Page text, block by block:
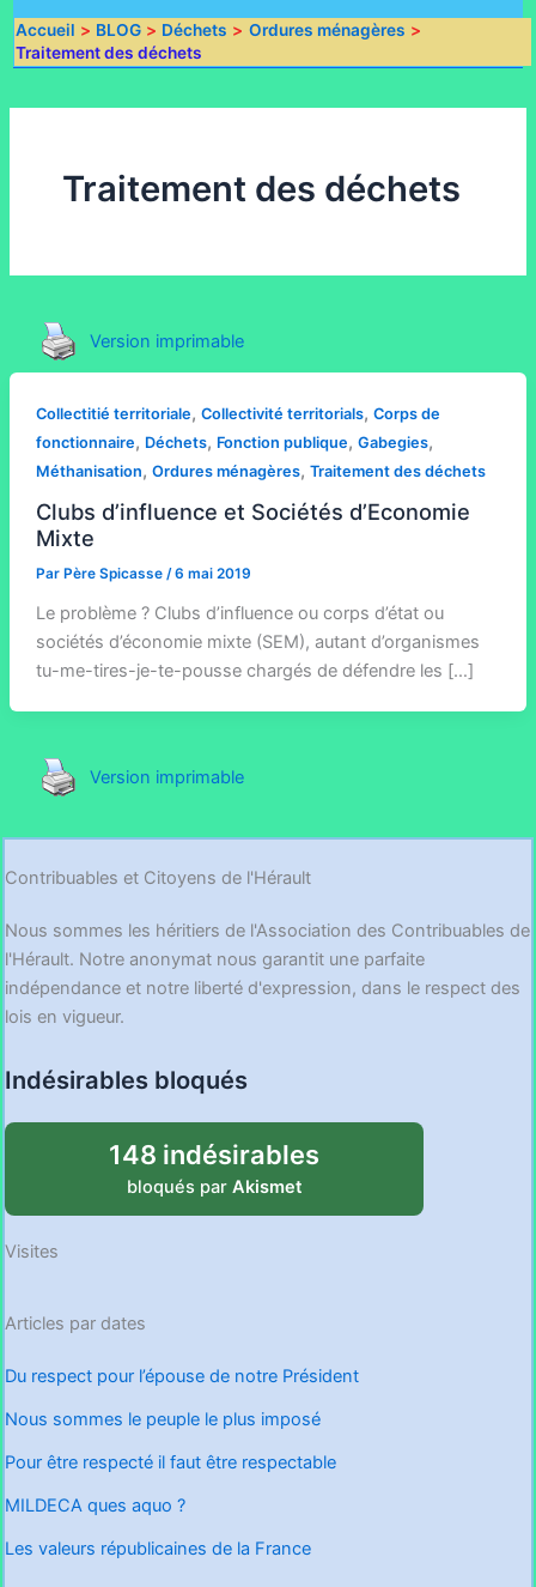
Accueil BLOG Déchets
Ordures ménagères
Traitement des déchets
Traitement des déchets
Version imprimable
Collectitié territoriale, Collectivité territorials, Corps de
fonctionnaire, Déchets, Fonction publique, Gabegies,
Méthanisation, Ordures ménagères, Traitement des déchets
Clubs d’influence et Sociétés d’Economie
Mixte
Par Père Spicasse /6 mai 2019
Le problème ? Clubs d’influence ou corps d’état ou
sociétés d’économie mixte (SEM), autant d’organismes
tu-me-tires-je-te-pousse chargés de défendre les […]
Version imprimable
Contribuables et Citoyens de l'Hérault
Nous sommes les héritiers de l'Association des Contribuables de
l'Hérault. Notre anonymat nous garantit une parfaite
indépendance et notre liberté d'expression, dans le respect des
lois en vigueur.
Indésirables bloqués
148 indésirables
bloqués par Akismet
Visites
Articles par dates
Du respect pour l’épouse de notre Président
Nous sommes le peuple le plus imposé
Pour être respecté il faut être respectable
MILDECA ques aquo ?
Les valeurs républicaines de la France